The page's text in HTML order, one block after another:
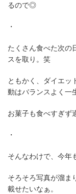
るので◎
・
たくさん食べた次の
スを取り。笑
ともかく、ダイエッ
動はバランスよく一
お菓子も食べすぎず
・
そんなわけで、今年
そろそろ写真が溜ま
載せたいなぁ。